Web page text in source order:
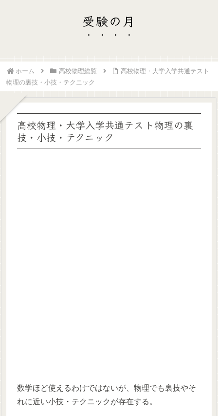
受験の月
ホーム 高校物理総覧
高校物理・大学入学共通テスト
物理の裏技・小技・テクニック
高校物理・大学入学共通テスト物理の裏
技・小技・テクニック
数学ほど使えるわけではないが、物理でも裏技やそ
れに近い小技・テクニックが存在する。